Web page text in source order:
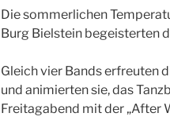
Die sommerlichen
Burg Bielstein begeisterten
Gleich vier Bands erfreuten
und animierten sie, das
Freitagabend mit der „After